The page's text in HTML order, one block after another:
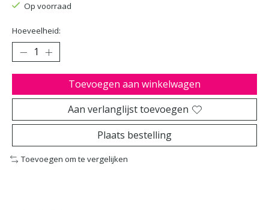
Op voorraad
Hoeveelheid:
Toevoegen aan winkelwagen
Aan verlanglijst toevoegen
Plaats bestelling
Toevoegen om te vergelijken